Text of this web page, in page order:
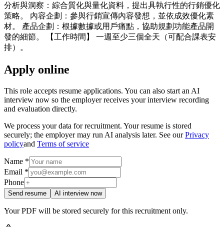
分析與洞察：綜合質化與量化資料，提出具執行性的行銷優化
策略。 內容企劃：參與行銷宣傳內容發想，並依成效優化素
材。 產品企劃：根據數據或用戶痛點，協助規劃功能產品開
發的細節。 【工作時間】 一週至少三個全天（可配合課表安
排）。
Apply online
This role accepts resume applications. You can also start an AI
interview now so the employer receives your interview recording
and evaluation directly.
We process your data for recruitment. Your resume is stored
securely; the employer may run AI analysis later. See our Privacy
policyand Terms of service
Name *
Email *
Phone
Send resume AI interview now
Your PDF will be stored securely for this recruitment only.